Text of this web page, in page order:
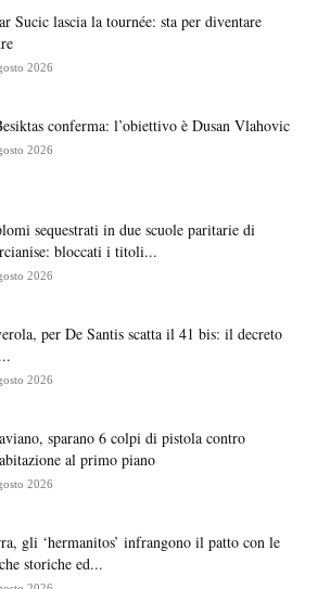
Sucic lascia la tournée: sta per diventare
2026
conferma: l’obiettivo è Dusan Vlahovic
2026
sequestrati in due scuole paritarie di
bloccati i titoli...
2026
per De Santis scatta il 41 bis: il decreto
2026
sparano 6 colpi di pistola contro
al primo piano
2026
gli ‘hermanitos’ infrangono il patto con le
storiche ed...